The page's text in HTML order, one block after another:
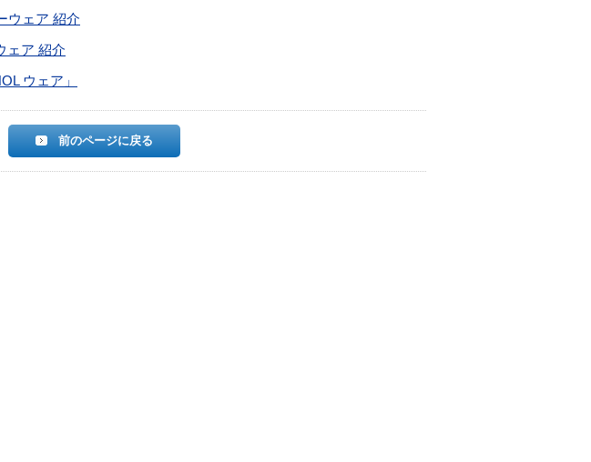
ウェア 紹介
ェア 紹介
ウェア」
前のページに戻る